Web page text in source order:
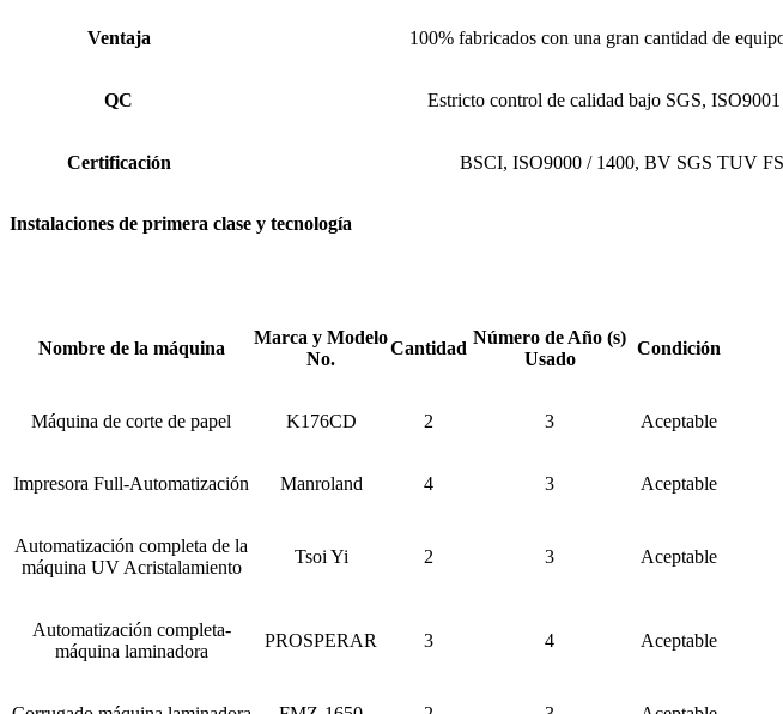
Ventaja 100% fabricados con una gran cantidad de
QC Estricto control de calidad bajo SGS,
Certificación BSCI, ISO9000 / 1400, BV SGS TUV
Instalaciones de primera clase y tecnología
Nombre de la máquina
Marca y Modelo
No.
Cantidad
Número de Año (s)
Usado
Condición
Máquina de corte de papel K176CD 2 3 Aceptable
Impresora Full-Automatización Manroland 4 3 Aceptable
Automatización completa de la
máquina UV Acristalamiento
Tsoi Yi 2 3 Aceptable
Automatización completa-
máquina laminadora
PROSPERAR 3 4 Aceptable